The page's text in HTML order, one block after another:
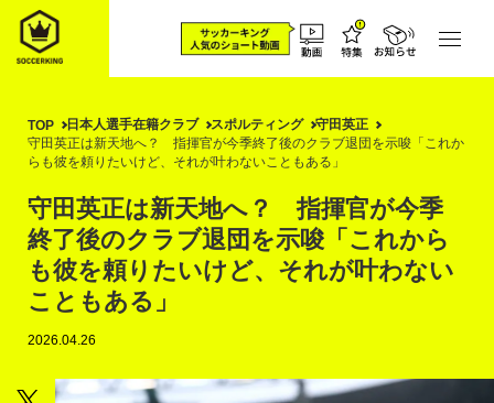
TOP 日本人選手在籍クラブ スポルティング
守田英正
守田英正は新天地へ？ 指揮官が今季終了後のクラブ退団を示唆「これか
らも彼を頼りたいけど、それが叶わないこともある」
守田英正は新天地へ？ 指揮官が今季
終了後のクラブ退団を示唆「これから
も彼を頼りたいけど、それが叶わない
こともある」
2026.04.26